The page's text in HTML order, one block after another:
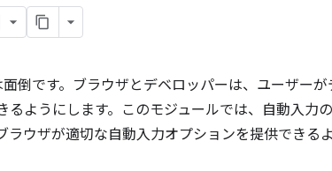
倒です。ブラウザとデベロッパーは、ユーザー
ようにします。このモジュールでは、自動入力の
ラウザが適切な自動入力オプションを提供できる